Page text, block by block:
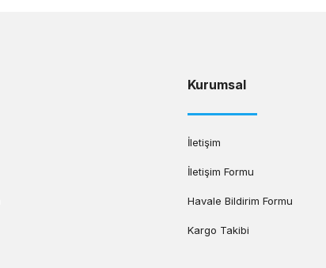
Kurumsal
İletişim
İletişim Formu
Havale Bildirim Formu
Kargo Takibi